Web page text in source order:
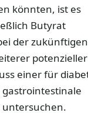
könnten, ist es
Butyrat
der zukünftigen
einer für
untersuchen.